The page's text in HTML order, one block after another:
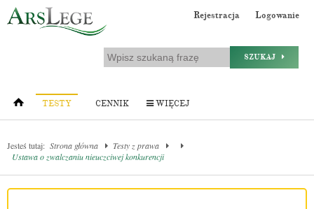
Rejestracja Logowanie
SZUKAJ
TESTY CENNIK WIĘCEJ
Jesteś tutaj: Strona główna
Testy z prawa
Ustawa o zwalczaniu nieuczciwej konkurencji